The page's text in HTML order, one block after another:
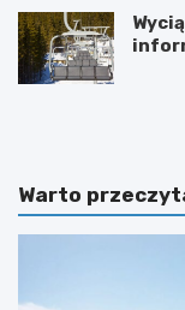
W
O
w
c
O
b
o
t
Warto